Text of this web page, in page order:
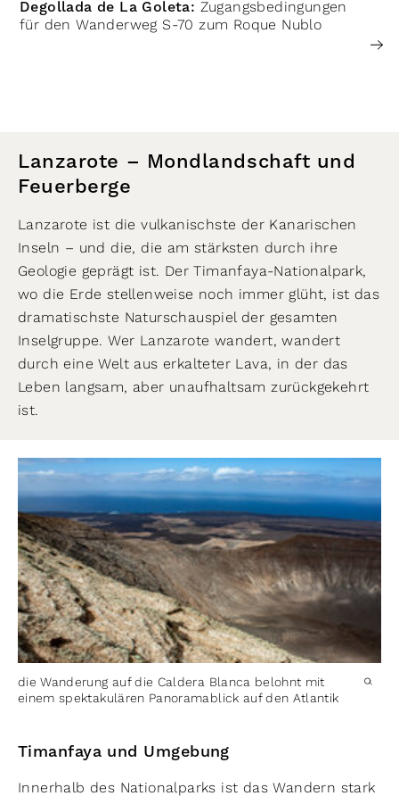
Degollada de La Goleta: Zugangsbedingungen
für den Wanderweg S-70 zum Roque Nublo
Lanzarote – Mondlandschaft und
Feuerberge
Lanzarote ist die vulkanischste der Kanarischen
Inseln – und die, die am stärksten durch ihre
Geologie geprägt ist. Der Timanfaya-Nationalpark,
wo die Erde stellenweise noch immer glüht, ist das
dramatischste Naturschauspiel der gesamten
Inselgruppe. Wer Lanzarote wandert, wandert
durch eine Welt aus erkalteter Lava, in der das
Leben langsam, aber unaufhaltsam zurückgekehrt
ist.
die Wanderung auf die Caldera Blanca belohnt mit
einem spektakulären Panoramablick auf den Atlantik
Timanfaya und Umgebung
Innerhalb des Nationalparks ist das Wandern stark